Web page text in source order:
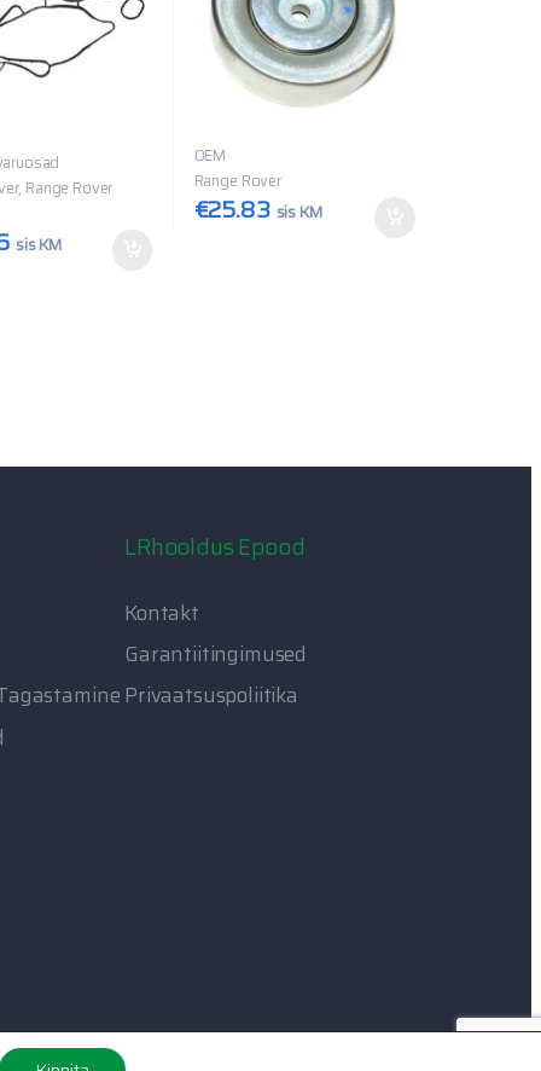
Range Rover
sis KM
OEM
Range Rover
€25.83 sis KM
LRhooldus Epood
Kontakt
Garantiitingimused
Privaatsuspoliitika